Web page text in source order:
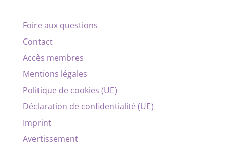
Foire aux questions
Contact
Accès membres
Mentions légales
Politique de cookies (UE)
Déclaration de confidentialité (UE)
Imprint
Avertissement